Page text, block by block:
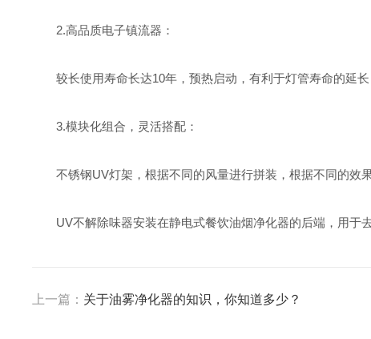
2.高品质电子镇流器：
较长使用寿命长达10年，预热启动，有利于灯管寿命的延长
3.模块化组合，灵活搭配：
不锈钢UV灯架，根据不同的风量进行拼装，根据不同的效果
UV不解除味器安装在静电式餐饮油烟净化器的后端，用于去
上一篇： 关于油雾净化器的知识，你知道多少？